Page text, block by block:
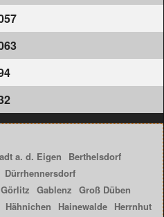
a. d. Eigen
Berthelsdorf
Dürrhennersdorf
Görlitz Gablenz Groß Düben
Hähnichen Hainewalde Herrnhut